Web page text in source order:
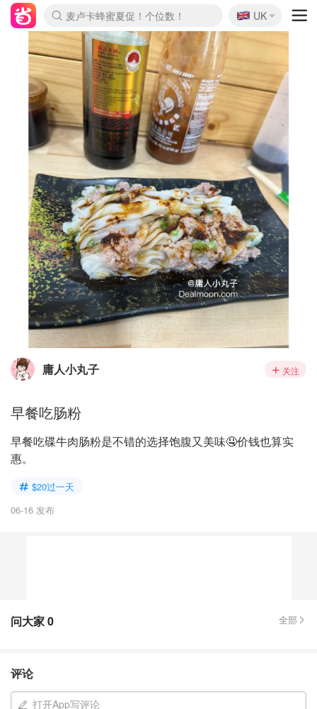
麦卢卡蜂蜜夏促！个位数！
Prada/Miu 4.8折！
啥？必胜客披萨5折！
🇬🇧
UK
庸人小丸子 关注
早餐吃肠粉
早餐吃碟牛肉肠粉是不错的选择饱腹又美味🤤价钱也算实
惠。
$20过一天
06-16 发布
问大家0 全部
评论
打开App写评论